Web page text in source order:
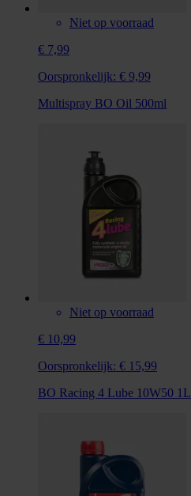
Niet op voorraad
€ 7,99
Oorspronkelijk: € 9,99
Multispray BO Oil 500ml
Niet op voorraad
€ 10,99
Oorspronkelijk: € 15,99
BO Racing 4 Lube 10W50 1L